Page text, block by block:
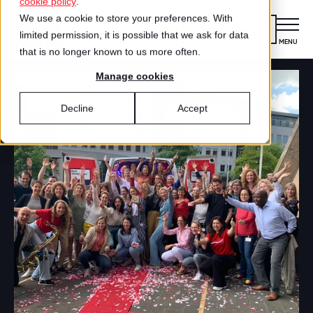
We use a cookie to store your preferences. With
limited permission, it is possible that we ask for data
that is no longer known to us more often.
Manage cookies
Accept
Decline
Kennismaken
MENU
CLOSE
VOOR ORGANISATIES
Wat is certificering?
Aanmelden voor certificering
VOOR MEDEWERKERS
Gecertificeerde organisaties
TEST
Is jouw organisatie een great place to
work?
Diensten
Medewerkersonderzoek
Certificering
Best Workplaces
Culture Coaching
Best Workplaces™
ZO WERKT HET
Hoe werkt het?
Aanmelden
LIJSTEN
Best Workplaces™ Nederland
Inspiratie
Agenda
Blog
Over ons
Ons verhaal